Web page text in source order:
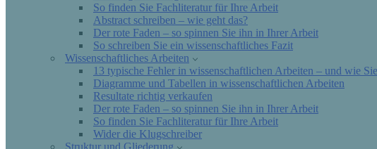
So finden Sie Fachliteratur für Ihre Arbeit
Abstract schreiben – wie geht das?
Der rote Faden – so spinnen Sie ihn in Ihrer Arbeit
So schreiben Sie ein wissenschaftliches Fazit
Wissenschaftliches Arbeiten
13 typische Fehler in wissenschaftlichen Arbeiten – und wie
Diagramme und Tabellen in wissenschaftlichen Arbeiten
Resultate richtig verkaufen
Der rote Faden – so spinnen Sie ihn in Ihrer Arbeit
So finden Sie Fachliteratur für Ihre Arbeit
Wider die Klugschreiber
Struktur und Gliederung